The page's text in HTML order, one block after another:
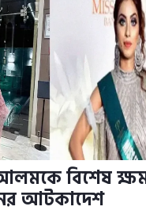
বিশেষ
আটকাদেশ